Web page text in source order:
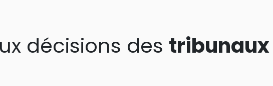
décisions des tribunaux